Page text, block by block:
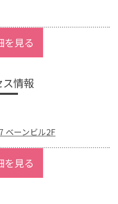
を見る
ス情報
ベーンビル2F
を見る